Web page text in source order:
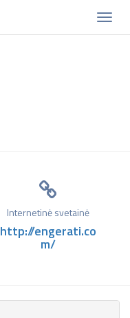
Internetinė svetainė
http://engerati.co
m/